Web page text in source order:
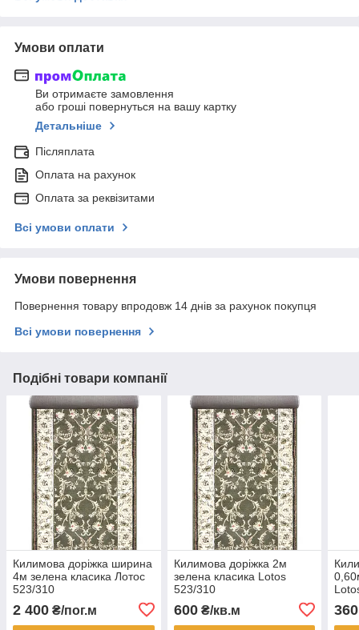
Умови оплати
Ви отримаєте замовлення
або гроші повернуться на вашу картку
Детальніше
Післяплата
Оплата на рахунок
Оплата за реквізитами
Всі умови оплати
Умови повернення
Повернення товару впродовж 14 днів за рахунок покупця
Всі умови повернення
Подібні товари компанії
Килимова доріжка ширина
4м зелена класика Лотос
523/310
2 400 ₴/пог.м
Килимова доріжка 2м
зелена класика Lotos
523/310
600₴/кв.м 360